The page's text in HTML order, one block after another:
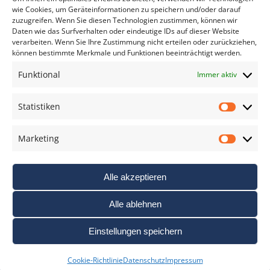
wie Cookies, um Geräteinformationen zu speichern und/oder darauf
zuzugreifen. Wenn Sie diesen Technologien zustimmen, können wir
Daten wie das Surfverhalten oder eindeutige IDs auf dieser Website
verarbeiten. Wenn Sie Ihre Zustimmung nicht erteilen oder zurückziehen,
können bestimmte Merkmale und Funktionen beeinträchtigt werden.
Funktional Immer aktiv
Statistiken
Marketing
Alle akzeptieren
Alle ablehnen
Einstellungen speichern
Cookie-RichtlinieDatenschutzImpressum
Haftungsausschluss
Cookie-Richtlinie (EU)